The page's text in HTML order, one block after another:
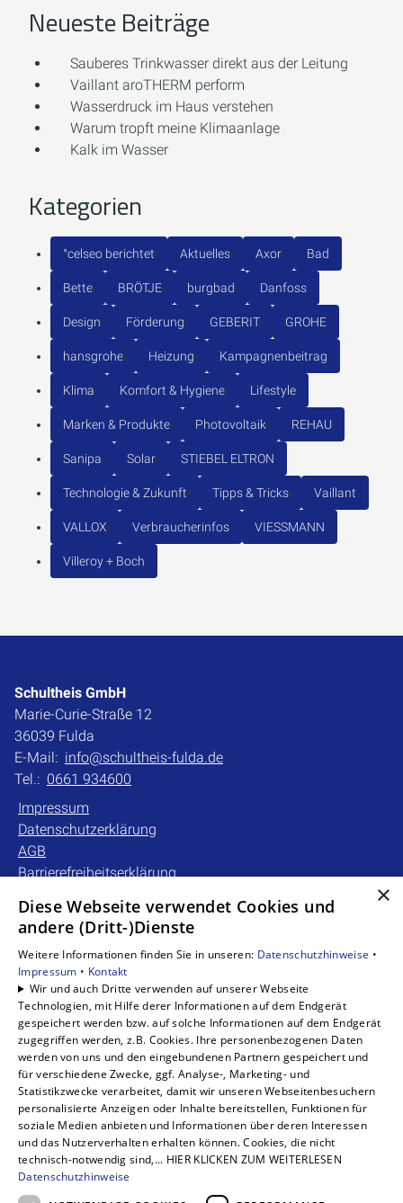
Neueste Beiträge
Sauberes Trinkwasser direkt aus der Leitung
Vaillant aroTHERM perform
Wasserdruck im Haus verstehen
Warum tropft meine Klimaanlage
Kalk im Wasser
Kategorien
°celseo berichtet Aktuelles Axor Bad
Bette BRÖTJE burgbad Danfoss
Design Förderung GEBERIT GROHE
hansgrohe Heizung Kampagnenbeitrag
Klima Komfort & Hygiene Lifestyle
Marken & Produkte Photovoltaik REHAU
Sanipa Solar STIEBEL ELTRON
Technologie & Zukunft Tipps & Tricks Vaillant
VALLOX Verbraucherinfos VIESSMANN
Villeroy + Boch
Schultheis GmbH
Marie-Curie-Straße 12
36039 Fulda
E-Mail: info@schultheis-fulda.de
Tel.: 0661 934600
Impressum
Datenschutzerklärung
AGB
Barrierefreiheitserklärung
Unsere Bereiche
Gewerbekunden
Karriere
Unternehmen
Kontakt
×
Diese Webseite verwendet Cookies und
andere (Dritt-)Dienste
Weitere Informationen finden Sie in unseren: Datenschutzhinweise •
Impressum • Kontakt
Wir und auch Dritte verwenden auf unserer Webseite
Technologien, mit Hilfe derer Informationen auf dem Endgerät
gespeichert werden bzw. auf solche Informationen auf dem Endgerät
zugegriffen werden, z.B. Cookies. Ihre personenbezogenen Daten
werden von uns und den eingebundenen Partnern gespeichert und
für verschiedene Zwecke, ggf. Analyse-, Marketing- und
Statistikzwecke verarbeitet, damit wir unseren Webseitenbesuchern
personalisierte Anzeigen oder Inhalte bereitstellen, Funktionen für
soziale Medien anbieten und Informationen über deren Interessen
und das Nutzerverhalten erhalten können. Cookies, die nicht
technisch-notwendig sind,... HIER KLICKEN ZUM WEITERLESEN
Datenschutzhinweise